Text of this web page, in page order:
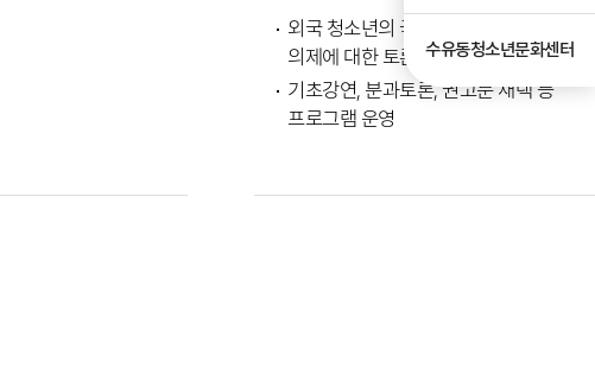
수유동청소년문화센터
외국 청소년의 국내 초청을 통한 전지구
의제에 대한 토론 및 교류의 장 마련
기초강연, 분과토론, 권고문 채택 등
프로그램 운영